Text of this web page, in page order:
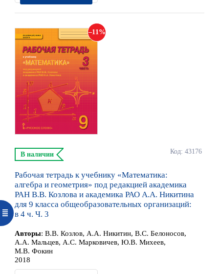
11
Код: 43176
В наличии
Рабочая тетрадь к учебнику «Математика:
алгебра и геометрия» под редакцией академика
РАН В.В. Козлова и академика РАО А.А. Никитина
для 9 класса общеобразовательных организаций:
в 4 ч. Ч. 3
Авторы: В.В. Козлов, А.А. Никитин, В.С. Белоносов,
А.А. Мальцев, А.С. Марковичев, Ю.В. Михеев,
М.В. Фокин
2018